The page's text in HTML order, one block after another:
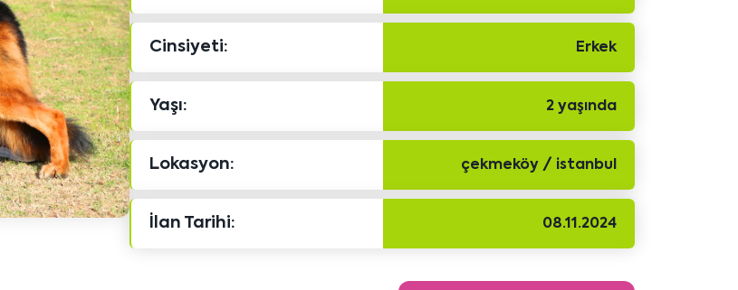
Cinsiyeti: Erkek
Yaşı: 2 yaşında
Lokasyon: çekmeköy / istanbul
İlan Tarihi: 08.11.2024